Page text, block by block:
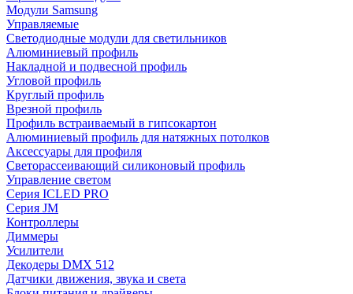
Модули Samsung
Управляемые
Светодиодные модули для светильников
Алюминиевый профиль
Накладной и подвесной профиль
Угловой профиль
Круглый профиль
Врезной профиль
Профиль встраиваемый в гипсокартон
Алюминиевый профиль для натяжных потолков
Аксессуары для профиля
Светорассеивающий силиконовый профиль
Управление светом
Серия ICLED PRO
Серия JM
Контроллеры
Диммеры
Усилители
Декодеры DMX 512
Датчики движения, звука и света